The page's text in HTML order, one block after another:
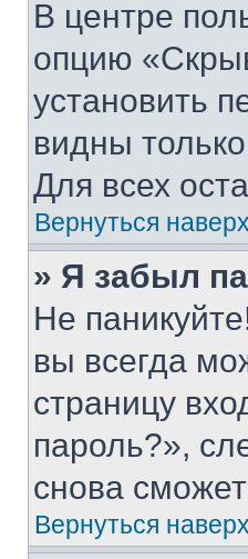
В центре
опцию
установить
видны
Для всех
Вернуться наверх
» Я забыл
Не
вы всегда
страницу
пароль?»,
снова
Вернуться наверх